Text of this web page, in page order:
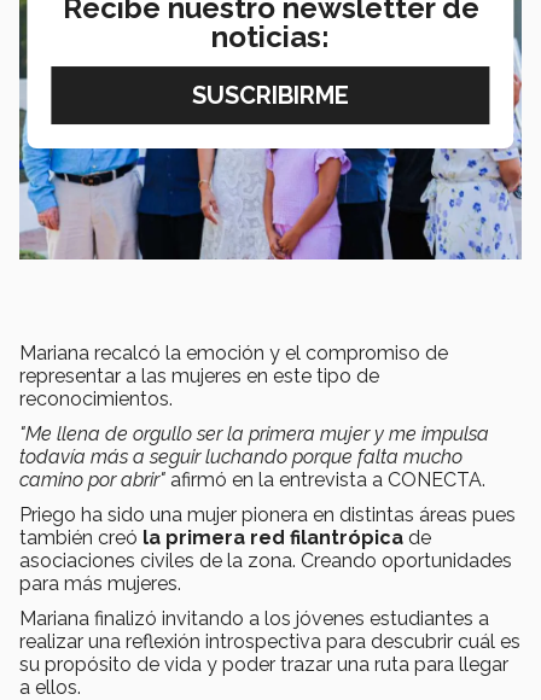
Mariana recalcó la emoción y el compromiso de
representar a las mujeres en este tipo de
reconocimientos.
"Me llena de orgullo ser la primera mujer y me impulsa
todavía más a seguir luchando porque falta mucho
camino por abrir" afirmó en la entrevista a CONECTA.
Priego ha sido una mujer pionera en distintas áreas pues
también creó la primera red filantrópica de
asociaciones civiles de la zona. Creando oportunidades
para más mujeres.
Mariana finalizó invitando a los jóvenes estudiantes a
realizar una reflexión introspectiva para descubrir cuál es
su propósito de vida y poder trazar una ruta para llegar
a ellos.
Recibe nuestro newsletter de
noticias: